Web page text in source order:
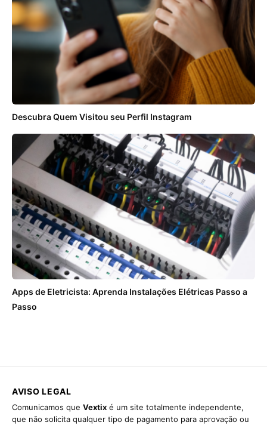
Descubra Quem Visitou seu Perfil Instagram
Apps de Eletricista: Aprenda Instalações Elétricas Passo a
Passo
AVISO LEGAL
Comunicamos que Vextix é um site totalmente independente,
que não solicita qualquer tipo de pagamento para aprovação ou